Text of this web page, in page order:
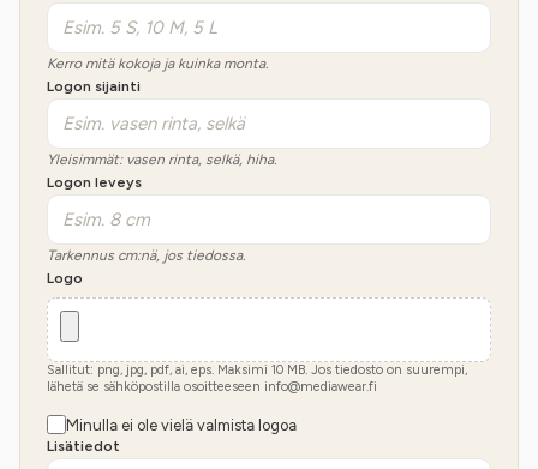
Kerro mitä kokoja ja kuinka monta.
Logon sijainti
Yleisimmät: vasen rinta, selkä, hiha.
Logon leveys
Tarkennus cm:nä, jos tiedossa.
Logo
Sallitut: png, jpg, pdf, ai, eps. Maksimi 10 MB. Jos tiedosto on suurempi,
lähetä se sähköpostilla osoitteeseen info@mediawear.fi
Minulla ei ole vielä valmista logoa
Lisätiedot